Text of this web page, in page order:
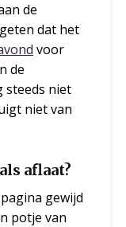
de
dat het
voor
de
steeds niet
niet van
aflaat?
gewijd
potje van